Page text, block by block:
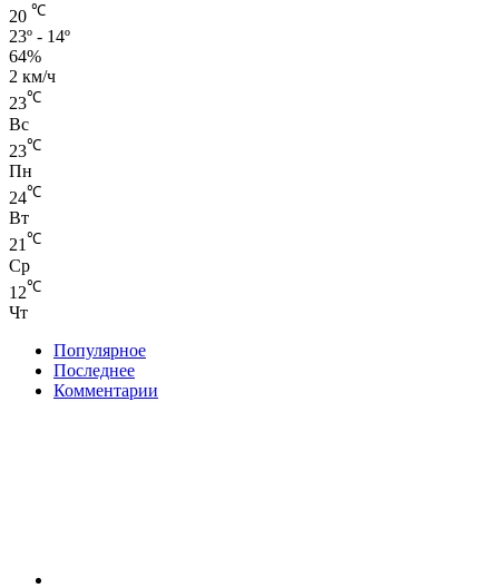
20 ℃
23º - 14º
64%
2 км/ч
23℃
Вс
23℃
Пн
24℃
Вт
21℃
Ср
12℃
Чт
Популярное
Последнее
Комментарии